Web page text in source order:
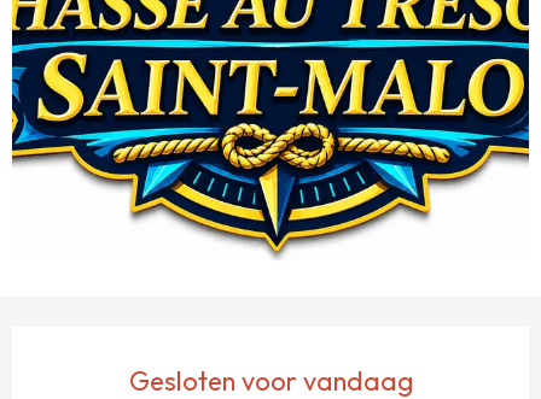
Gesloten voor vandaag